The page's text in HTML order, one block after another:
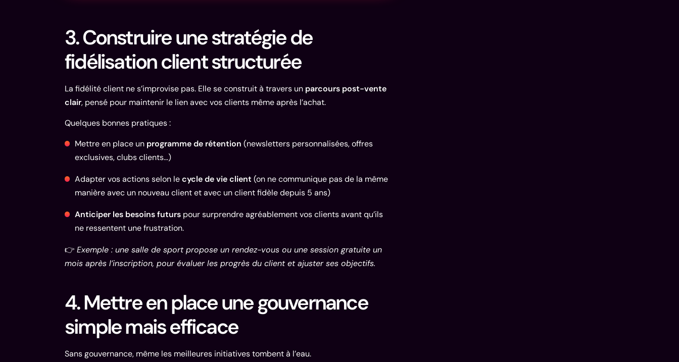
3. Construire une stratégie de
fidélisation client structurée
La fidélité client ne s’improvise pas. Elle se construit à travers un parcours post-vente
clair, pensé pour maintenir le lien avec vos clients même après l’achat.
Quelques bonnes pratiques :
Mettre en place un programme de rétention (newsletters personnalisées, offres
exclusives, clubs clients…)
Adapter vos actions selon lecycle de vie client (on ne communique pas de la même
manière avec un nouveau client et avec un client fidèle depuis 5 ans)
Anticiper les besoins futurs pour surprendre agréablement vos clients avant qu’ils
ne ressentent une frustration.
👉 Exemple : une salle de sport propose un rendez-vous ou une session gratuite un
mois après l’inscription, pour évaluer les progrès du client et ajuster ses objectifs.
4. Mettre en place une gouvernance
simple mais efficace
Sans gouvernance, même les meilleures initiatives tombent à l’eau.